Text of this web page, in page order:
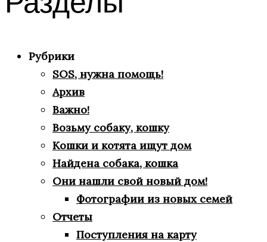
Рубрики
SOS, нужна помощь!
Архив
Важно!
Возьму собаку, кошку
Кошки и котята ищут дом
Найдена собака, кошка
Они нашли свой новый дом!
Фотографии из новых семей
Отчеты
Поступления на карту